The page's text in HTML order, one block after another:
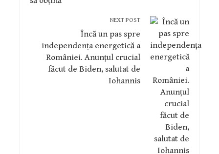
NEXT POST
Încă un pas spre
independența energetică a
României. Anunțul crucial
făcut de Biden, salutat de
Iohannis